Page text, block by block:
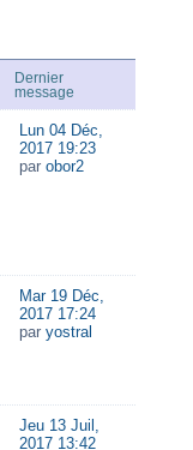
Dernier
message
Lun 04 Déc,
2017 19:23
par obor2
Mar 19 Déc,
2017 17:24
par yostral
Jeu 13 Juil,
2017 13:42